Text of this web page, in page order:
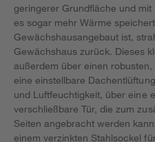
geringerer Grundfläche und
es sogar mehr Wärme
Gewächshausangebaut ist,
Gewächshaus zurück. Dieses
außerdem über einen
eine einstellbare
und Luftfeuchtigkeit, über eine
verschließbare Tür, die zum
Seiten angebracht werden
einem verzinkten Stahlsockel